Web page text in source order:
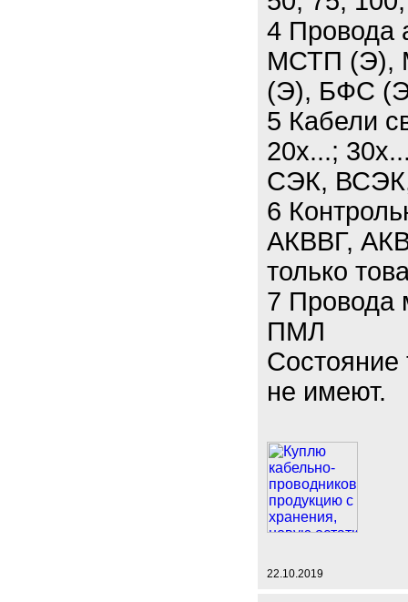
4
МСТП (Э),
(Э), БФС
5 Кабели
20х...;
СЭК,
6
АКВВГ,
только
7
ПМЛ
Состояние
не имеют.
22.10.2019